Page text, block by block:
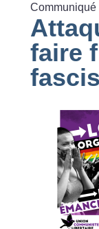
Communiqué
faire